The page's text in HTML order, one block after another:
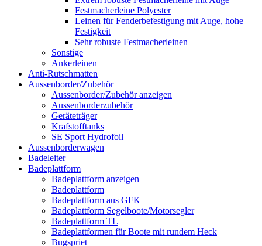
Festmacherleine Polyester
Leinen für Fenderbefestigung mit Auge, hohe
Festigkeit
Sehr robuste Festmacherleinen
Sonstige
Ankerleinen
Anti-Rutschmatten
Aussenborder/Zubehör
Aussenborder/Zubehör anzeigen
Aussenborderzubehör
Geräteträger
Krafstofftanks
SE Sport Hydrofoil
Aussenborderwagen
Badeleiter
Badeplattform
Badeplattform anzeigen
Badeplattform
Badeplattform aus GFK
Badeplattform Segelboote/Motorsegler
Badeplattform TL
Badeplattformen für Boote mit rundem Heck
Bugspriet